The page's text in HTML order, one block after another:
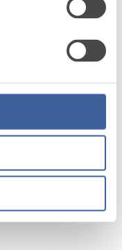
visar unik
kan rädda liv på